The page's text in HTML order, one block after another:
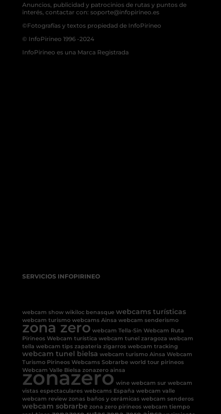
Anuncios, publicidad y patrocinios de rutas y puntos de
interés, contactar con: soporte@infopirineo.es
©Fotografías y textos propiedad de InfoPirineo
© InfoPirineo 1996 -2024
InfoPirineo es una Marca Registrada
SERVICIOS INFOPIRINEO
webcam show wikiloc benasque webcams turísticas
webcam turismo webcams Ainsa webcam senderismo
zona zero webcam Tella-Sin Webcam Ruta
Pirineos Webcam turística webcam tunel zaragoza webcam
tella webcam tips zapateria zigarros webcam tracking
webcam tunel bielsa webcam turismo Ainsa Webcam
Turismo Pirineos Webcams Sobrarbe world tour pirineos
Webcam Valle Bielsa zonazero ainsa
zonazero wine webcam sur webcam
vistas espectaculares webcams España webcam valle
webcam review zonas baños y cerámicas webcam senderos
webcam sobrarbe zona zero pirineos webcam tiempo